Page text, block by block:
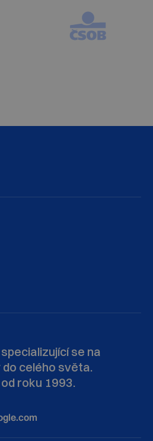
se na
celého světa.
roku 1993.